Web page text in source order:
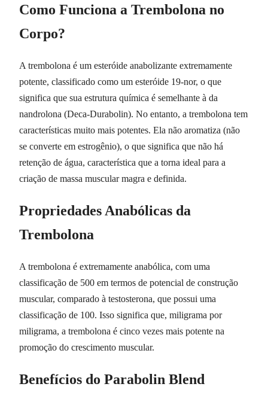
Como Funciona a Trembolona no
Corpo?
A trembolona é um esteróide anabolizante extremamente
potente, classificado como um esteróide 19-nor, o que
significa que sua estrutura química é semelhante à da
nandrolona (Deca-Durabolin). No entanto, a trembolona tem
características muito mais potentes. Ela não aromatiza (não
se converte em estrogênio), o que significa que não há
retenção de água, característica que a torna ideal para a
criação de massa muscular magra e definida.
Propriedades Anabólicas da
Trembolona
A trembolona é extremamente anabólica, com uma
classificação de 500 em termos de potencial de construção
muscular, comparado à testosterona, que possui uma
classificação de 100. Isso significa que, miligrama por
miligrama, a trembolona é cinco vezes mais potente na
promoção do crescimento muscular.
Benefícios do Parabolin Blend